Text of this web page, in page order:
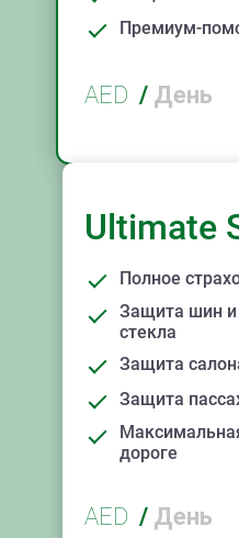
Премиум-
AED / День
Ultimate
Полное
Защита шин и
стекла
Защита
Защита
дороге
AED / День